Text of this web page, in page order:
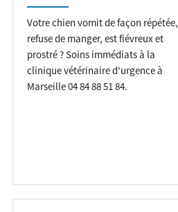
Votre chien vomit de façon répétée,
refuse de manger, est fiévreux et
prostré ? Soins immédiats à la
clinique vétérinaire d'urgence à
Marseille 04 84 88 51 84.